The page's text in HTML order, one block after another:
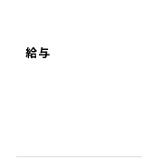
給与